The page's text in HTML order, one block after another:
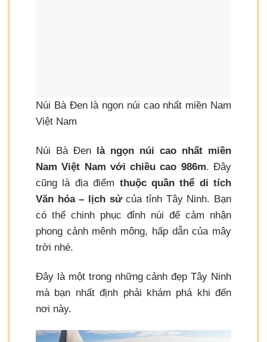
Núi Bà Đen là ngọn núi cao nhất miền Nam
Việt Nam
Núi Bà Đen là ngọn núi cao nhất miền
Nam Việt Nam với chiều cao 986m. Đây
cũng là địa điểm thuộc quần thể di tích
Văn hóa – lịch sửcủa tỉnh Tây Ninh. Bạn
có thể chinh phục đỉnh núi để cảm nhận
phong cảnh mênh mông, hấp dẫn của mây
trời nhé.
Đây là một trong những cảnh đẹp Tây Ninh
mà bạn nhất định phải khám phá khi đến
nơi này.